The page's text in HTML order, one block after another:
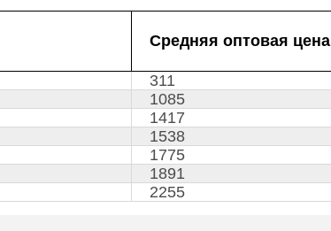
Средняя оптовая цена
311
1085
1417
1538
1775
1891
2255